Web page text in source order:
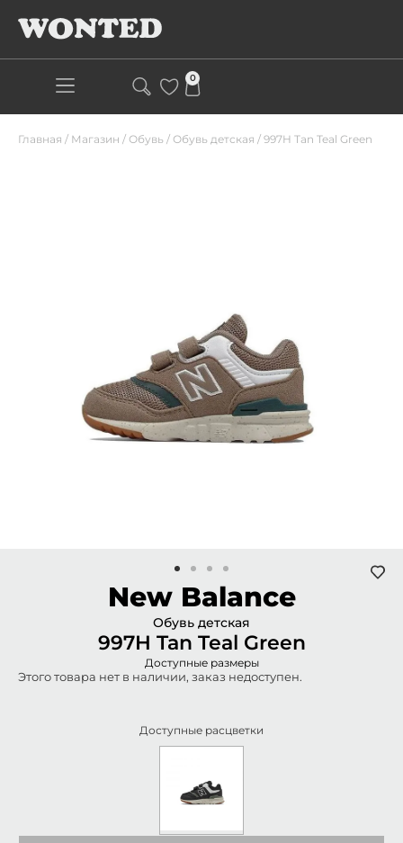
0
Главная / Магазин / Обувь / Обувь детская / 997H Tan Teal Green
New Balance
Обувь детская
997H Tan Teal Green
Доступные размеры
Этого товара нет в наличии, заказ недоступен.
Доступные расцветки